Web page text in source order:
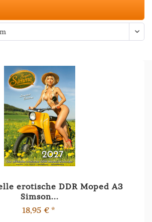
erotische DDR Moped A3
Simson...
18,95 € *